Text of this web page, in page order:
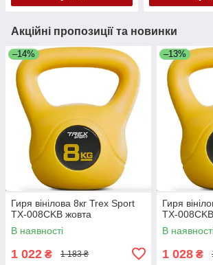
Акційні пропозиції та новинки
–14%
Гиря вінілова 8кг Trex Sport
TX-008CKB жовта
В наявності
1 022 ₴ 1 183 ₴
–13%
Гиря
TX-
В
1 028 ₴